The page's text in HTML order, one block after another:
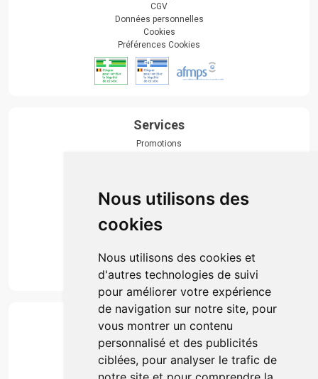
Nous utilisons des
cookies
Nous utilisons des cookies et
d'autres technologies de suivi
pour améliorer votre expérience
de navigation sur notre site, pour
vous montrer un contenu
personnalisé et des publicités
ciblées, pour analyser le trafic de
CGV
Données personnelles
Cookies
Préférences Cookies
Services
Promotions
Actualités & conseils
Événements
Marques
Suivez-nous
Paiement
Simple, rapide et 100% sécurisé